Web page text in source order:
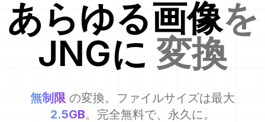
あらゆる画像を
JNGに 変換
無制限 の変換。ファイルサイズは最大
2.5GB。完全無料で、永久に。